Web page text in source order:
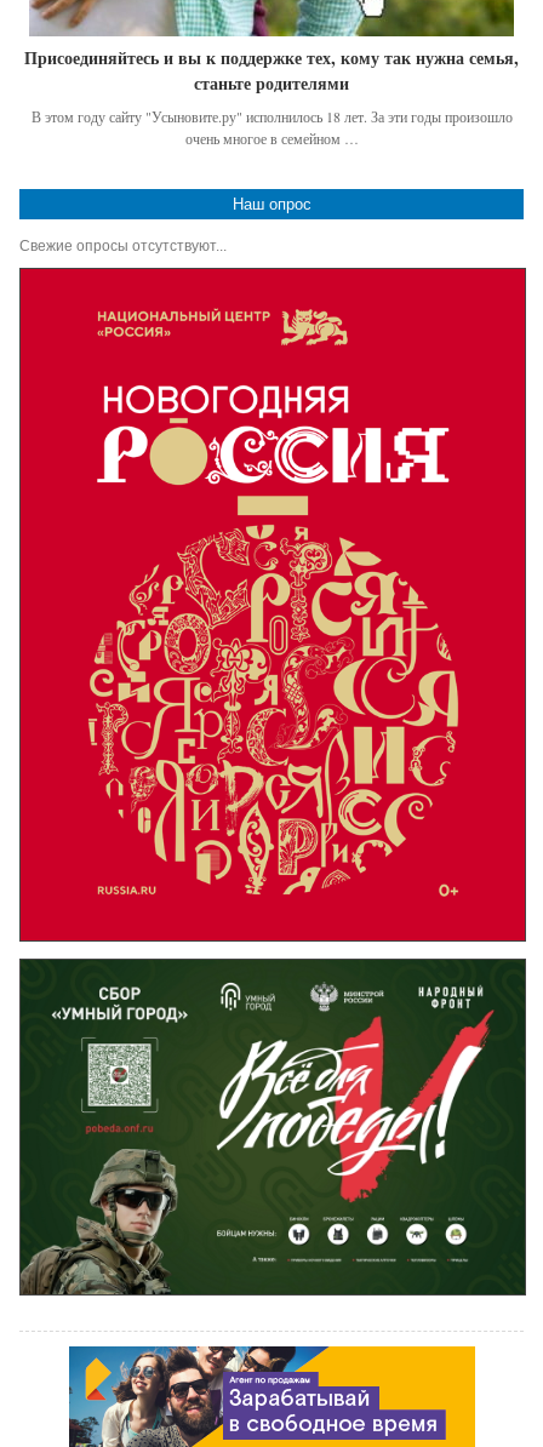
Присоединяйтесь и вы к поддержке тех, кому так нужна семья,
станьте родителями
В этом году сайту "Усыновите.ру" исполнилось 18 лет. За эти годы произошло
очень многое в семейном …
Наш опрос
Свежие опросы отсутствуют...